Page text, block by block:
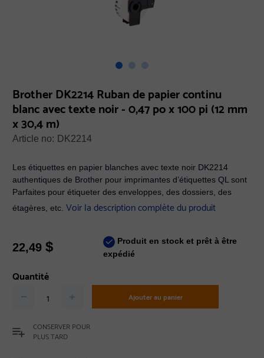
Brother DK2214 Ruban de papier continu
blanc avec texte noir - 0,47 po x 100 pi (12 mm
x 30,4 m)
Article no: DK2214
Les étiquettes en papier blanches avec texte noir DK2214
authentiques de Brother pour imprimantes d’étiquettes QL sont
Parfaites pour étiqueter des enveloppes, des dossiers, des
étagères, etc.Voir la description complète du produit
22,49$
Produit en stock et prêt à être
expédié
Quantité
Ajouter au panier
CONSERVER POUR
PLUS TARD